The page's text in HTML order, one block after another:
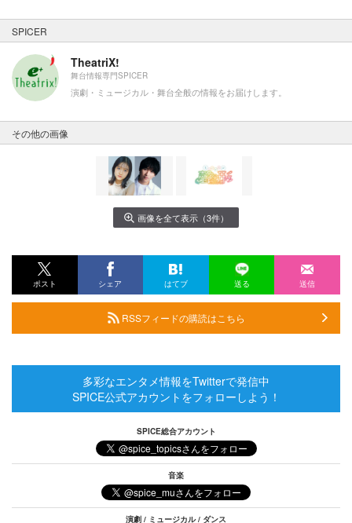
SPICER
TheatriX!
舞台情報専門SPICER
演劇・ミュージカル・舞台全般の情報をお届けします。
その他の画像
画像を全て表示（3件）
ポスト シェア はてブ 送る 送信
RSSフィードの購読はこちら
多彩なエンタメ情報をTwitterで発信中
SPICE公式アカウントをフォローしよう！
SPICE総合アカウント
音楽
演劇 / ミュージカル / ダンス